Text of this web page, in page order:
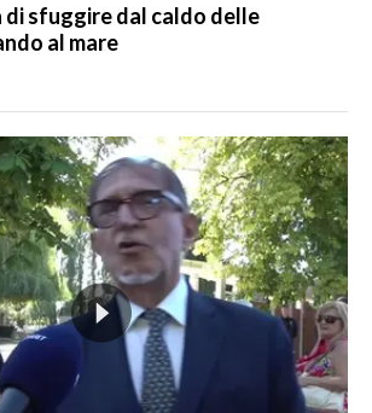
di sfuggire dal caldo delle
al mare